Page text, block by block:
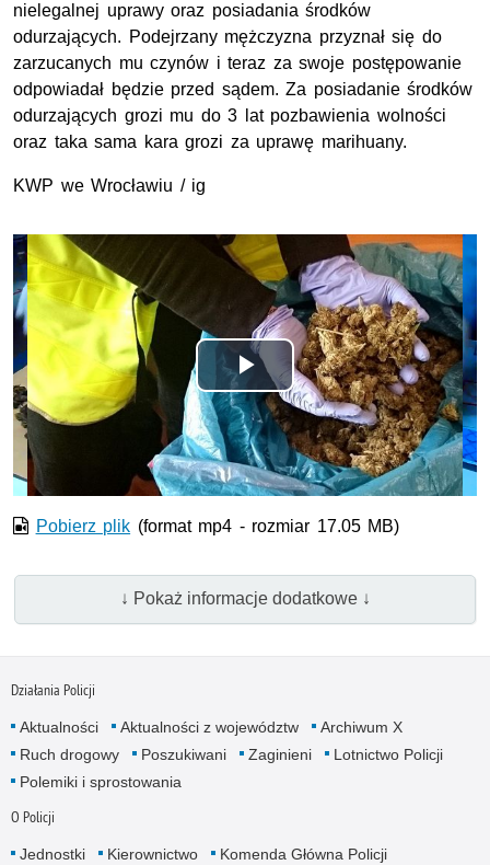
nielegalnej uprawy oraz posiadania środków
odurzających. Podejrzany mężczyzna przyznał się do
zarzucanych mu czynów i teraz za swoje postępowanie
odpowiadał będzie przed sądem. Za posiadanie środków
odurzających grozi mu do 3 lat pozbawienia wolności
oraz taka sama kara grozi za uprawę marihuany.
KWP we Wrocławiu / ig
Opis filmu: Ponad 800 porcji narkotyków przechwycili
Odtwórz
wideo
Pobierz plik (format mp4 - rozmiar 17.05 MB)
↓ Pokaż informacje dodatkowe ↓
Działania Policji
Aktualności Aktualności z województw
Archiwum X
Ruch drogowy
Poszukiwani Zaginieni
Lotnictwo Policji
Polemiki i sprostowania
O Policji
Jednostki Kierownictwo
Komenda Główna Policji